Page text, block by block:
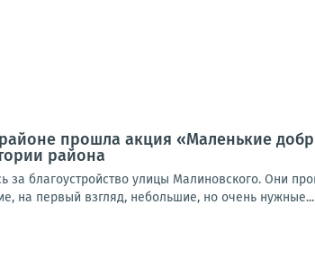
прошла акция «Маленькие
района
благоустройство улицы Малиновского. Они
на первый взгляд, небольшие, но очень нужные...